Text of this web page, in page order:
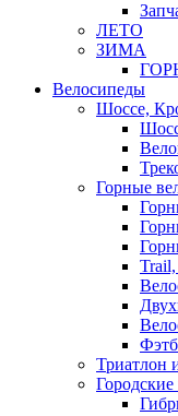
ЛЕТО
ЗИМА
Велосипеды
Шоссе,
Горные
Триатлон